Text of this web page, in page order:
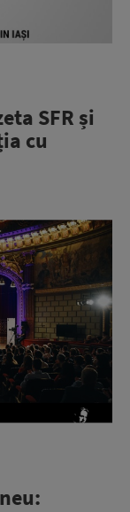
SFR și
cu